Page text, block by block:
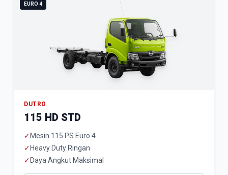
EURO 4
DUTRO
115 HD STD
✓ Mesin 115 PS Euro 4
✓ Heavy Duty Ringan
✓ Daya Angkut Maksimal